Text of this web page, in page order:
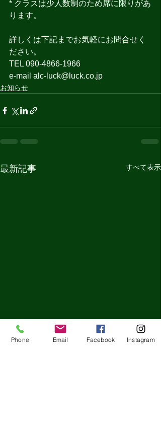
* クラスは少人数制のため席に限りがあ
ります。
詳しくは下記までお気軽にお問合せく
ださい。
TEL 090-4866-1966
e-mail alc-luck@luck.co.jp
お知らせ
最新記事 すべて表示
英検3級・準2級一次試
Phone Email Facebook Instagram